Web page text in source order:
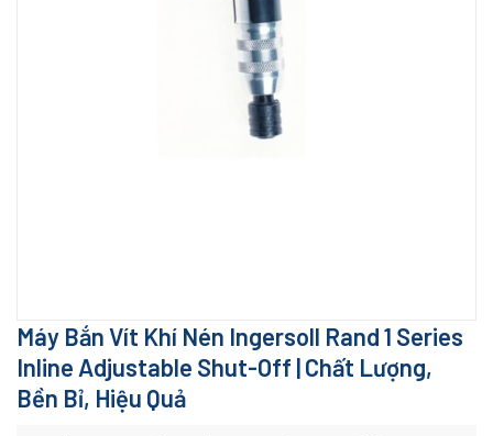
Máy Bắn Vít Khí Nén Ingersoll Rand 1 Series
Inline Adjustable Shut-Off | Chất Lượng,
Bền Bỉ, Hiệu Quả